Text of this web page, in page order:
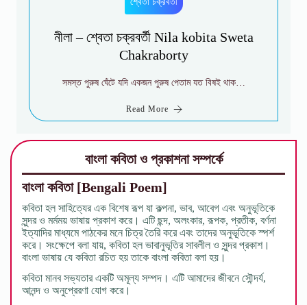
নীলা – শ্বেতা চক্রবর্তী Nila kobita Sweta
Chakraborty
সমস্ত পুরুষ ঘেঁটে যদি একজন পুরুষ পেতাম যত বিষই থাক…
Read More
বাংলা কবিতা ও প্রকাশনা সম্পর্কে
বাংলা কবিতা [Bengali Poem]
কবিতা হল সাহিত্যের এক বিশেষ রূপ যা কল্পনা, ভাব, আবেগ এবং অনুভূতিকে
সুন্দর ও মর্মময় ভাষায় প্রকাশ করে। এটি ছন্দ, অলংকার, রূপক, প্রতীক, বর্ণনা
ইত্যাদির মাধ্যমে পাঠকের মনে চিত্র তৈরি করে এবং তাদের অনুভূতিকে স্পর্শ
করে। সংক্ষেপে বলা যায়, কবিতা হল ভাবানুভূতির সাবলীল ও সুন্দর প্রকাশ।
বাংলা ভাষায় যে কবিতা রচিত হয় তাকে বাংলা কবিতা বলা হয়।
কবিতা মানব সভ্যতার একটি অমূল্য সম্পদ। এটি আমাদের জীবনে সৌন্দর্য,
আনন্দ ও অনুপ্রেরণা যোগ করে।